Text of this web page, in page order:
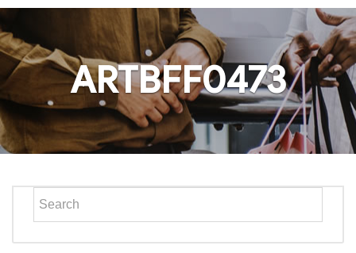
ARTBFF0473